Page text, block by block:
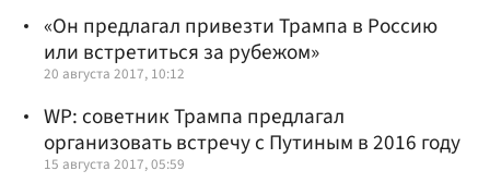
«Он предлагал привезти Трампа в Россию
или встретиться за рубежом»
20 августа 2017, 10:12
WP: советник Трампа предлагал
организовать встречу с Путиным в 2016 году
15 августа 2017, 05:59